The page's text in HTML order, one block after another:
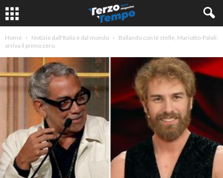
Home Notizie dall'Italia e dal mondo
Ballando con le stelle, Mariotto-Palali:
arriva il primo zero